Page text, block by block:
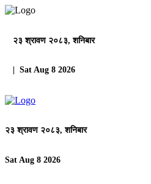
२३ श्रावण २०८३, शनिबार
| Sat Aug 8 2026
२३ श्रावण २०८३, शनिबार
Sat Aug 8 2026